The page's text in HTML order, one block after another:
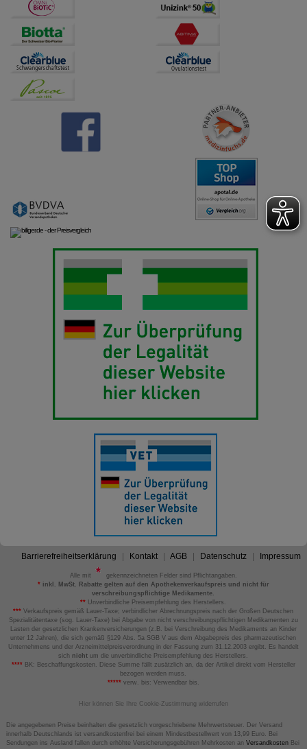
Barrierefreiheitserklärung Kontakt AGB Datenschutz Impressum
Alle mit
gekennzeichneten Felder sind Pflichtangaben.
*inkl. MwSt. Rabatte gelten auf den Apothekenverkaufspreis und nicht für
verschreibungspflichtige Medikamente.
** Unverbindliche Preisempfehlung des Herstellers.
*** Verkaufspreis gemäß Lauer-Taxe; verbindlicher Abrechnungspreis nach der Großen Deutschen
Spezialitätentaxe (sog. Lauer-Taxe) bei Abgabe von nicht verschreibungspflichtigen Medikamenten zu
Lasten der gesetzlichen Krankenversicherungen (z.B. bei Verschreibung des Medikaments an Kinder
unter 12 Jahren), die sich gemäß §129 Abs. 5a SGB V aus dem Abgabepreis des pharmazeutischen
Unternehmens und der Arzneimittelpreisverordnung in der Fassung zum 31.12.2003 ergibt. Es handelt
sich nicht um die unverbindliche Preisempfehlung des Herstellers.
****BK: Beschaffungskosten. Diese Summe fällt zusätzlich an, da der Artikel direkt vom Hersteller
bezogen werden muss.
*****verw. bis: Verwendbar bis.
Hier können Sie Ihre Cookie-Zustimmung widerrufen
Die angegebenen Preise beinhalten die gesetzlich vorgeschriebene Mehrwertsteuer. Der Versand
innerhalb Deutschlands ist versandkostenfrei bei einem Mindestbestellwert von 13,99 Euro. Bei
Sendungen ins Ausland fallen durch erhöhte Versicherungsgebühren Mehrkosten an VersandkostenBei